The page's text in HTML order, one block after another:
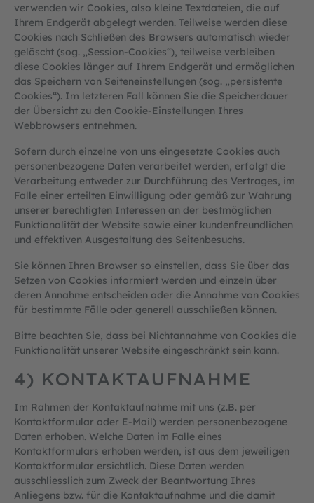
verwenden wir Cookies, also kleine Textdateien, die auf
Ihrem Endgerät abgelegt werden. Teilweise werden diese
Cookies nach Schließen des Browsers automatisch wieder
gelöscht (sog. „Session-Cookies“), teilweise verbleiben
diese Cookies länger auf Ihrem Endgerät und ermöglichen
das Speichern von Seiteneinstellungen (sog. „persistente
Cookies“). Im letzteren Fall können Sie die Speicherdauer
der Übersicht zu den Cookie-Einstellungen Ihres
Webbrowsers entnehmen.
Sofern durch einzelne von uns eingesetzte Cookies auch
personenbezogene Daten verarbeitet werden, erfolgt die
Verarbeitung entweder zur Durchführung des Vertrages, im
Falle einer erteilten Einwilligung oder gemäß zur Wahrung
unserer berechtigten Interessen an der bestmöglichen
Funktionalität der Website sowie einer kundenfreundlichen
und effektiven Ausgestaltung des Seitenbesuchs.
Sie können Ihren Browser so einstellen, dass Sie über das
Setzen von Cookies informiert werden und einzeln über
deren Annahme entscheiden oder die Annahme von Cookies
für bestimmte Fälle oder generell ausschließen können.
Bitte beachten Sie, dass bei Nichtannahme von Cookies die
Funktionalität unserer Website eingeschränkt sein kann.
4) KONTAKTAUFNAHME
Im Rahmen der Kontaktaufnahme mit uns (z.B. per
Kontaktformular oder E-Mail) werden personenbezogene
Daten erhoben. Welche Daten im Falle eines
Kontaktformulars erhoben werden, ist aus dem jeweiligen
Kontaktformular ersichtlich. Diese Daten werden
ausschliesslich zum Zweck der Beantwortung Ihres
Anliegens bzw. für die Kontaktaufnahme und die damit